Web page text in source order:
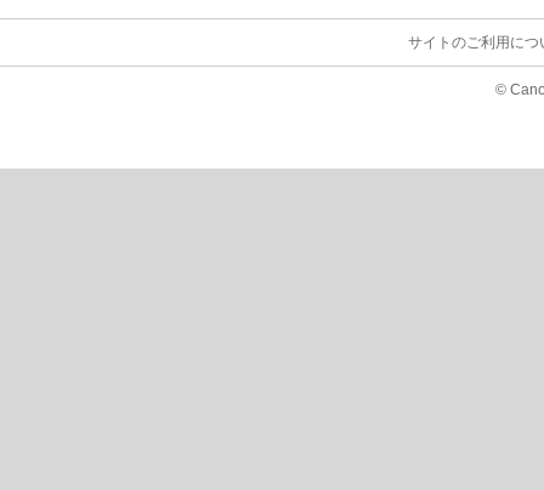
サイトのご利用につ
©